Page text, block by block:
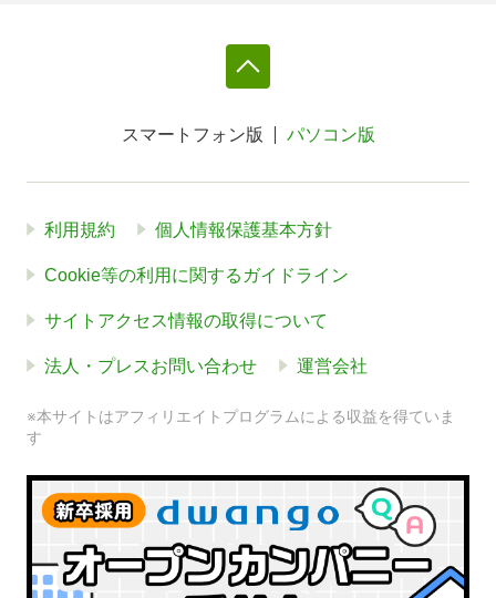
スマートフォン版 パソコン版
利用規約 個人情報保護基本方針
Cookie等の利用に関するガイドライン
サイトアクセス情報の取得について
法人・プレスお問い合わせ 運営会社
※本サイトはアフィリエイトプログラムによる収益を得ていま
す